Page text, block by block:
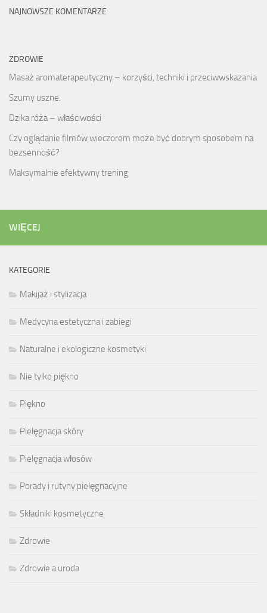
NAJNOWSZE KOMENTARZE
ZDROWIE
Masaż aromaterapeutyczny – korzyści, techniki i przeciwwskazania
Szumy uszne.
Dzika róża – właściwości
Czy oglądanie filmów wieczorem może być dobrym sposobem na
bezsenność?
Maksymalnie efektywny trening
WIĘCEJ
KATEGORIE
Makijaż i stylizacja
Medycyna estetyczna i zabiegi
Naturalne i ekologiczne kosmetyki
Nie tylko piękno
Piękno
Pielęgnacja skóry
Pielęgnacja włosów
Porady i rutyny pielęgnacyjne
Składniki kosmetyczne
Zdrowie
Zdrowie a uroda